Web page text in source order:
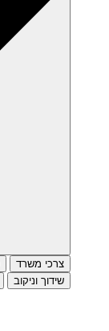
צרכי משרד
שידוך וניקוב